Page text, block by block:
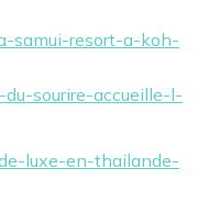
samui-resort-a-koh-
sourire-accueille-l-
luxe-en-thailande-